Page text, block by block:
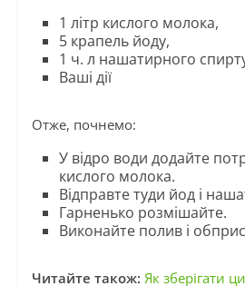
1 літр кислого молока,
5 крапель йоду,
1 ч. л нашатирного
Ваші дії
Отже, почнемо:
У відро води додайте
кислого молока.
Відправте туди йод і
Гарненько розмішайте.
Виконайте полив і
Читайте також: Як зберігати